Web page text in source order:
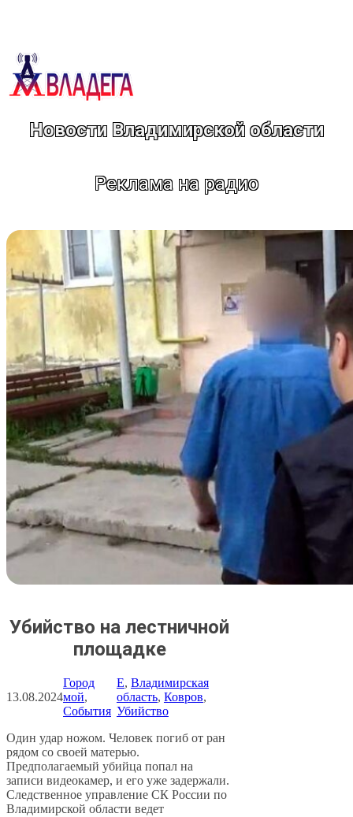
Новости Владимирской области
Реклама на радио
Убийство на лестничной
площадке
13.08.2024
Город
мой
События
E, Владимирская
область, Ковров
Убийство
Один удар ножом. Человек погиб от ран
рядом со своей матерью.
Предполагаемый убийца попал на
записи видеокамер, и его уже задержали.
Следственное управление СК России по
Владимирской области ведет